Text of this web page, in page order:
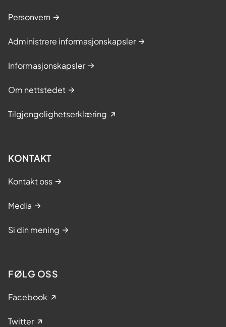
Personvern
Administrere informasjonskapsler
Informasjonskapsler
Om nettstedet
Tilgjengelighetserklæring
KONTAKT
Kontakt oss
Media
Si din mening
FØLG OSS
Facebook
Twitter